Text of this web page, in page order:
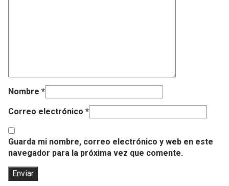
Nombre *
Correo electrónico *
Guarda mi nombre, correo electrónico y web en este
navegador para la próxima vez que comente.